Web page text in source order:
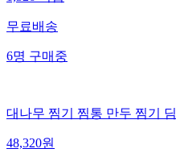
무료배송
6명 구매중
대나무 찜기 찜통 만두 찜기
48,320원